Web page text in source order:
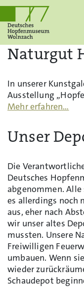
Naturgut
In unserer
Ausstellung
Mehr erfahren…
Unser
Die
Deutsches
abgenommen.
es allerdings noch
aus, eher nach
wir unser altes
mussten. Unsere
Freiwilligen
umbauen. Wenn
wieder
Schaudepot